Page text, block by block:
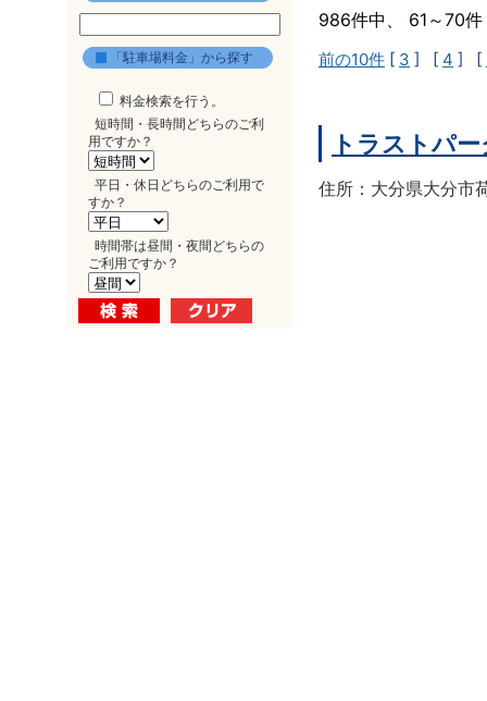
「駐車場料金」から探す
料金検索を行う。
短時間・長時間どちらのご利
用ですか？
平日・休日どちらのご利用で
すか？
時間帯は昼間・夜間どちらの
ご利用ですか？
986件中、 61～70
前の10件 [ 3 ] [ 4 ] [
トラストパ
住所：大分県大分市